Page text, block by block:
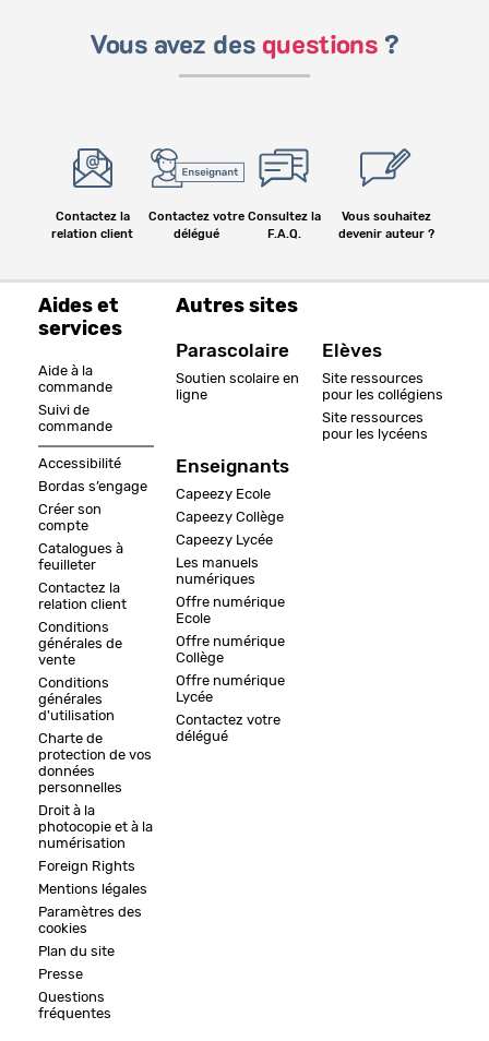
Vous avez des questions ?
Contactez la
relation client
Contactez votre
délégué
Consultez la
F.A.Q.
Vous souhaitez
devenir auteur ?
Aides et
services
Aide à la
commande
Suivi de
commande
Accessibilité
Bordas s’engage
Créer son
compte
Catalogues à
feuilleter
Contactez la
relation client
Conditions
générales de
vente
Conditions
générales
d'utilisation
Charte de
protection de vos
données
personnelles
Droit à la
photocopie et à la
numérisation
Foreign Rights
Mentions légales
Paramètres des
cookies
Plan du site
Presse
Questions
fréquentes
Autres sites
Parascolaire
Soutien scolaire en
ligne
Enseignants
Capeezy Ecole
Capeezy Collège
Capeezy Lycée
Les manuels
numériques
Offre numérique
Ecole
Offre numérique
Collège
Offre numérique
Lycée
Contactez votre
délégué
Elèves
Site ressources
pour les collégiens
Site ressources
pour les lycéens